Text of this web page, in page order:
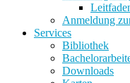
Anmeldung
Services
Bibliothek
Downloads